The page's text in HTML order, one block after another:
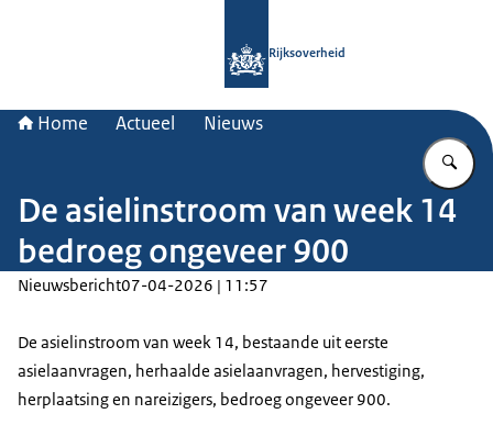
Rijksoverheid
Home Actueel Nieuws
De asielinstroom van week 14
bedroeg ongeveer 900
Nieuwsbericht07-04-2026 | 11:57
De asielinstroom van week 14, bestaande uit eerste
asielaanvragen, herhaalde asielaanvragen, hervestiging,
herplaatsing en nareizigers, bedroeg ongeveer 900.